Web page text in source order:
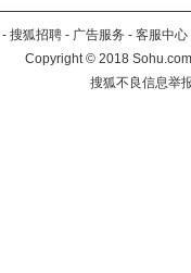
- 搜狐招聘 - 广告服务 - 客服中心
Copyright©2018
搜狐不良信息举